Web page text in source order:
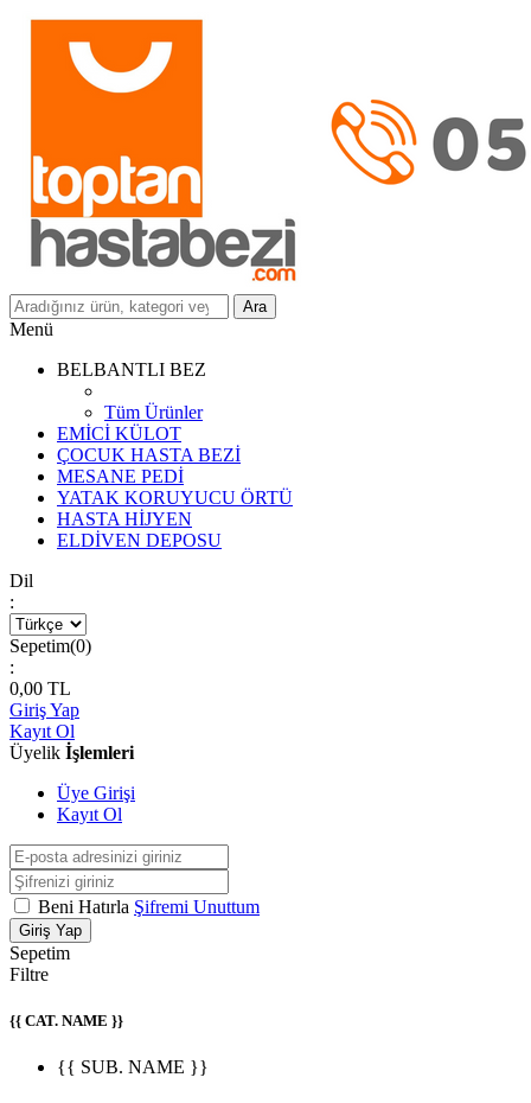
Ara
Menü
BELBANTLI BEZ
Tüm Ürünler
EMİCİ KÜLOT
ÇOCUK HASTA BEZİ
MESANE PEDİ
YATAK KORUYUCU ÖRTÜ
HASTA HİJYEN
ELDİVEN DEPOSU
Dil
:
Sepetim(0)
:
0,00 TL
Giriş Yap
Kayıt Ol
Üyelik İşlemleri
Üye Girişi
Kayıt Ol
Beni Hatırla Şifremi Unuttum
Giriş Yap
Sepetim
Filtre
{{ CAT. NAME }}
{{ SUB. NAME }}